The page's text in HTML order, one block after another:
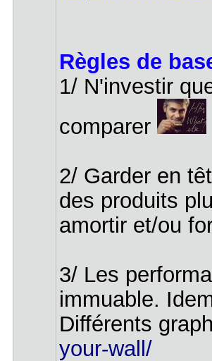
Règles de
1/ N'investir
comparer
2/ Garder en
des produits
amortir et/ou
3/ Les
immuable.
Différents
your-wall/